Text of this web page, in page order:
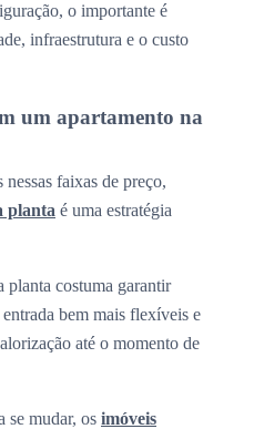
o importante é
infraestrutura e o custo
um apartamento na
faixas de preço,
planta é uma estratégia
planta costuma garantir
bem mais flexíveis e
até o momento de
se mudar, os imóveis